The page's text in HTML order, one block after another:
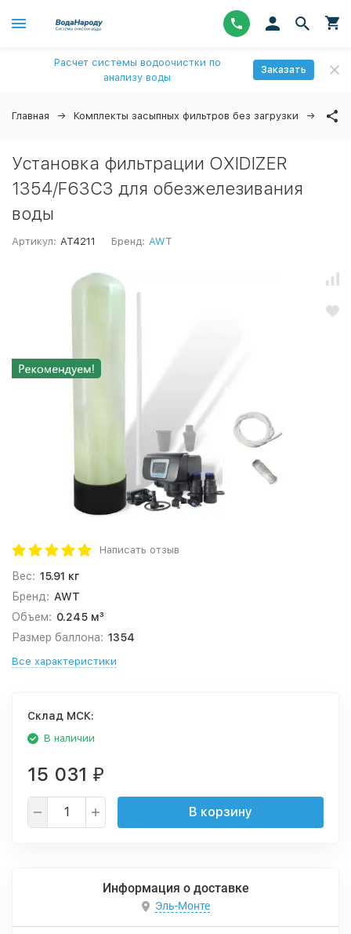
Расчет системы водоочистки по
анализу воды
Заказать
Главная Комплекты засыпных фильтров без загрузки
Установка фильтрации OXIDIZER
1354/F63C3 для обезжелезивания
воды
Артикул: AT4211 Бренд: AWT
Написать отзыв
Вес: 15.91 кг
Бренд: AWT
Объем: 0.245 м³
Размер баллона: 1354
Все характеристики
Cклад МСК:
В наличии
15 031 ₽
В корзину
Информация о доставке
Эль-Монте